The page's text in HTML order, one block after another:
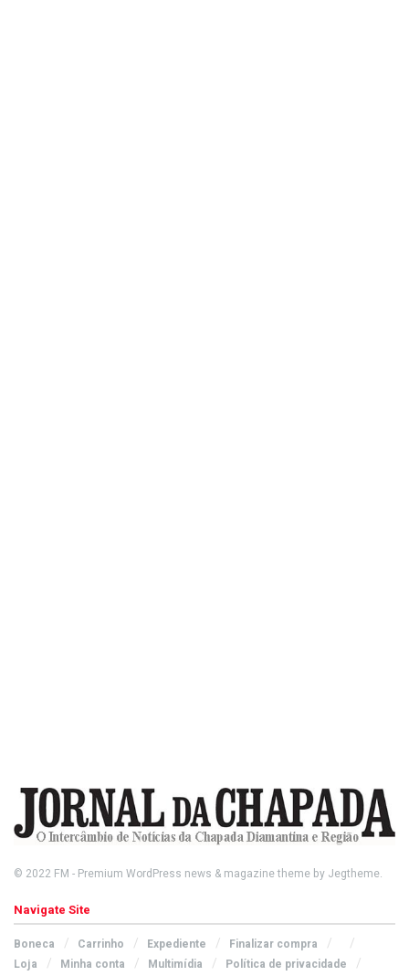
© 2022 FM - Premium WordPress news & magazine theme by Jegtheme.
Navigate Site
Boneca Carrinho Expediente
Finalizar compra
Loja
Minha conta Multimídia
Política de privacidade